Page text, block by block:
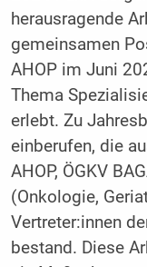
herausragende
gemeinsamen
AHOP im Juni
Thema
erlebt. Zu
einberufen, die
AHOP, ÖGKV
(Onkologie,
Vertreter:innen
bestand. Diese